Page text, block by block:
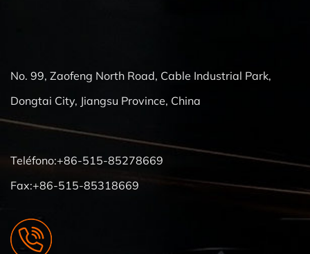
No. 99, Zaofeng North Road, Cable Industrial Park,
Dongtai City, Jiangsu Province, China
Teléfono:+86-515-85278669
Fax:+86-515-85318669